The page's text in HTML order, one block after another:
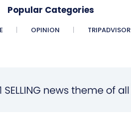
Popular Categories
OPINION TRIPADVISOR